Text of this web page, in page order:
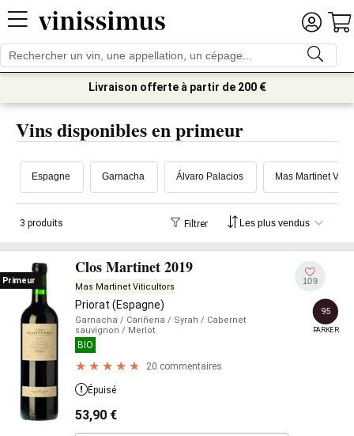
Livraison offerte à partir de 200 €
Vins disponibles en primeur
Espagne Garnacha Álvaro Palacios Mas Martinet
3 produits Filtrer
Primeur
Clos Martinet 2019
Mas Martinet Viticultors
Priorat (Espagne)
Garnacha / Cariñena / Syrah / Cabernet
sauvignon / Merlot
BIO
20 commentaires
109
95
PARKER
Épuisé
53,90 €